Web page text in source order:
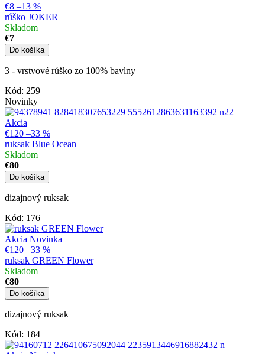
€8 –13 %
rúško JOKER
Skladom
€7
Do košíka
3 - vrstvové rúško zo 100% bavlny
Kód: 259
Novinky
Akcia
€120 –33 %
ruksak Blue Ocean
Skladom
€80
Do košíka
dizajnový ruksak
Kód: 176
Akcia Novinka
€120 –33 %
ruksak GREEN Flower
Skladom
€80
Do košíka
dizajnový ruksak
Kód: 184